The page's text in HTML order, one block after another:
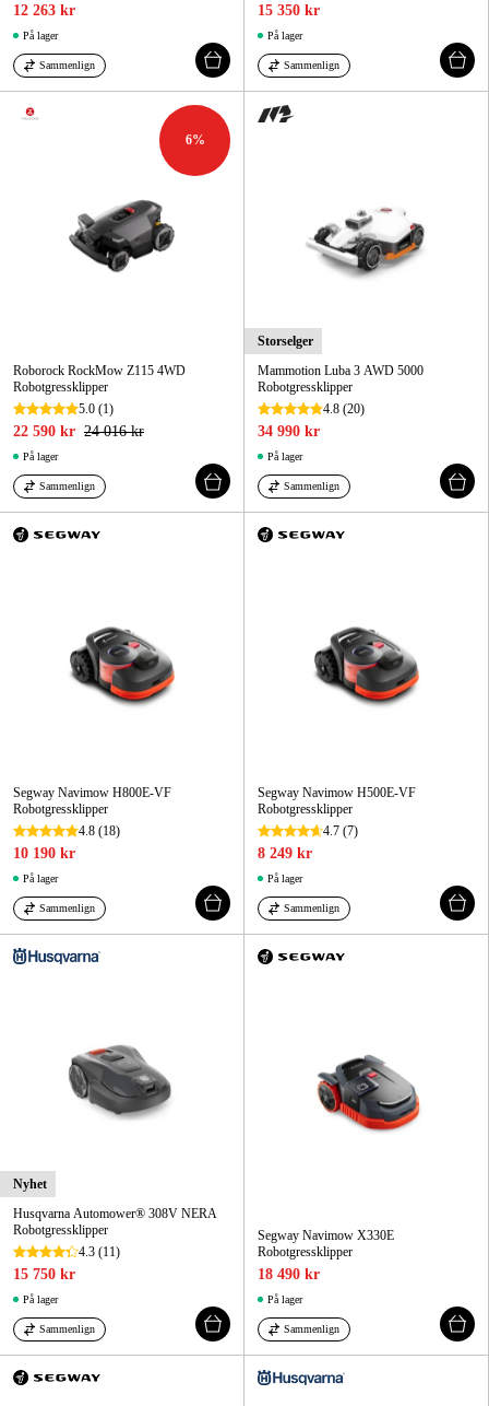
12 263 kr
På lager
Sammenlign
15 350 kr
På lager
Sammenlign
6%
Roborock RockMow Z115 4WD
Robotgressklipper
5.0 (1)
22 590 kr 24 016 kr
På lager
Sammenlign
Storselger
Mammotion Luba 3 AWD 5000
Robotgressklipper
4.8 (20)
34 990 kr
På lager
Sammenlign
Segway Navimow H800E-VF
Robotgressklipper
4.8 (18)
10 190 kr
På lager
Sammenlign
Segway Navimow H500E-VF
Robotgressklipper
4.7 (7)
8 249 kr
På lager
Sammenlign
Nyhet
Husqvarna Automower® 308V NERA
Robotgressklipper
4.3 (11)
15 750 kr
På lager
Sammenlign
Segway Navimow X330E
Robotgressklipper
18 490 kr
På lager
Sammenlign